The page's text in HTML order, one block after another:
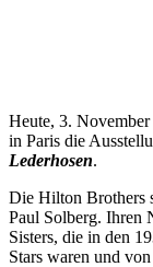
Heute, 3.
in Paris die
Lederhosen.
Die Hilton Brothers
Paul Solberg. Ihren
Sisters, die in den
Stars waren und